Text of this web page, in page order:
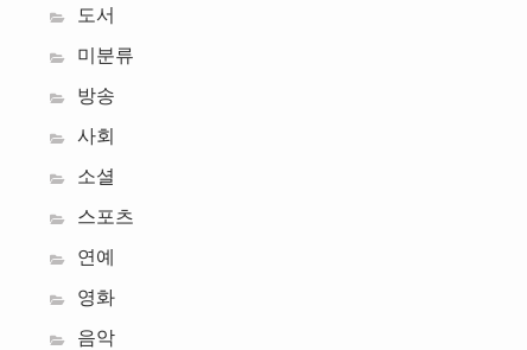
도서
미분류
방송
사회
소셜
스포츠
연예
영화
음악